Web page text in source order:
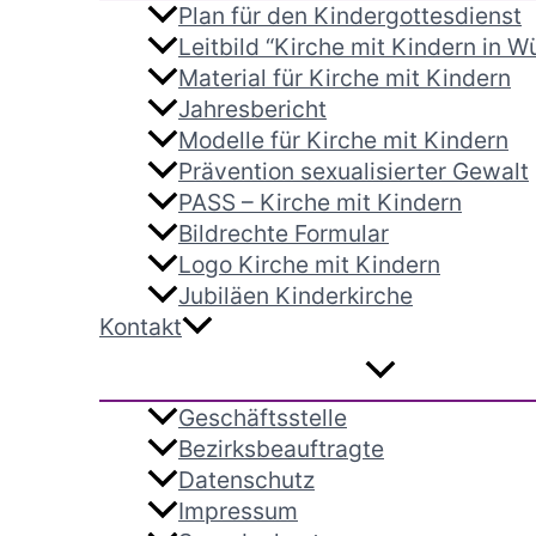
Plan für den Kindergottesdienst
Leitbild “Kirche mit Kindern in
Material für Kirche mit Kindern
Jahresbericht
Modelle für Kirche mit Kindern
Prävention sexualisierter Gewalt
PASS – Kirche mit Kindern
Bildrechte Formular
Logo Kirche mit Kindern
Jubiläen Kinderkirche
Kontakt
Geschäftsstelle
Bezirksbeauftragte
Datenschutz
Impressum